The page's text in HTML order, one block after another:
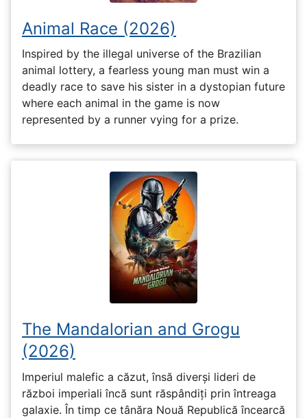
Animal Race (2026)
Inspired by the illegal universe of the Brazilian
animal lottery, a fearless young man must win a
deadly race to save his sister in a dystopian future
where each animal in the game is now
represented by a runner vying for a prize.
The Mandalorian and Grogu
(2026)
Imperiul malefic a căzut, însă diverși lideri de
război imperiali încă sunt răspândiți prin întreaga
galaxie. În timp ce tânăra Nouă Republică încearcă